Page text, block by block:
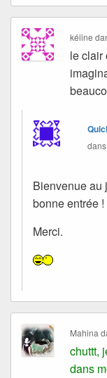
kéline
le clair
Bienvenue au
bonne entrée !
Merci.
Mahina
chuttt,
dans